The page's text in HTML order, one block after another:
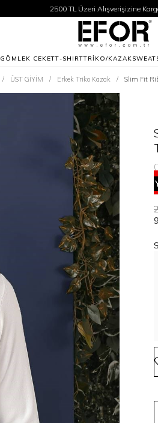
2500 TL Üzeri Alışverişizine
Siparişleriniz 1-3 iş günü içerisinde
2500 TL Üzeri Alışverişizine
Siparişleriniz 1-3 iş günü içerisinde
GÖMLEK CEKETT-SHIRTTRİKO/KAZAK
ÜST GİYİM Erkek Triko Kazak Slim Fit